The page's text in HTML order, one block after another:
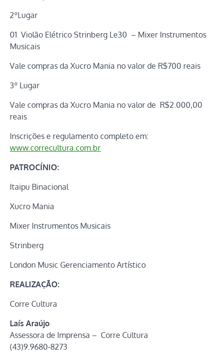
2ºLugar
01 Violão Elétrico Strinberg Le30 – Mixer Instrumentos
Musicais
Vale compras da Xucro Mania no valor de R$700 reais
3º Lugar
Vale compras da Xucro Mania no valor de R$2.000,00
reais
Inscrições e regulamento completo em:
www.correcultura.com.br
PATROCÍNIO:
Itaipu Binacional
Xucro Mania
Mixer Instrumentos Musicais
Strinberg
London Music Gerenciamento Artístico
REALIZAÇÃO:
Corre Cultura
Laís Araújo
Assessora de Imprensa – Corre Cultura
(43)9.9680-8273